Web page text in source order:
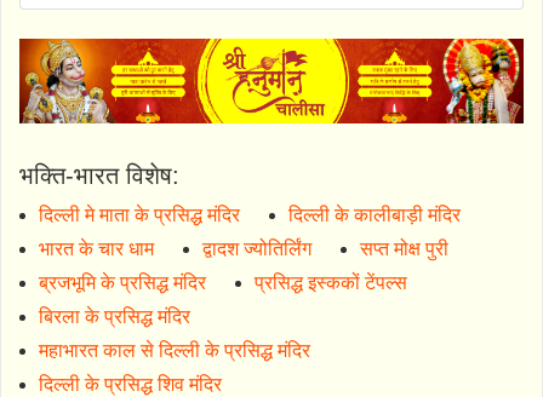
भक्ति-भारत विशेष:
दिल्ली मे माता के प्रसिद्ध मंदिर
दिल्ली के कालीबाड़ी मंदिर
भारत के चार धाम
द्वादश ज्योतिर्लिंग
सप्त मोक्ष पुरी
ब्रजभूमि के प्रसिद्ध मंदिर
प्रसिद्ध इस्ककों टेंपल्स
बिरला के प्रसिद्ध मंदिर
महाभारत काल से दिल्ली के प्रसिद्ध मंदिर
दिल्ली के प्रसिद्ध शिव मंदिर